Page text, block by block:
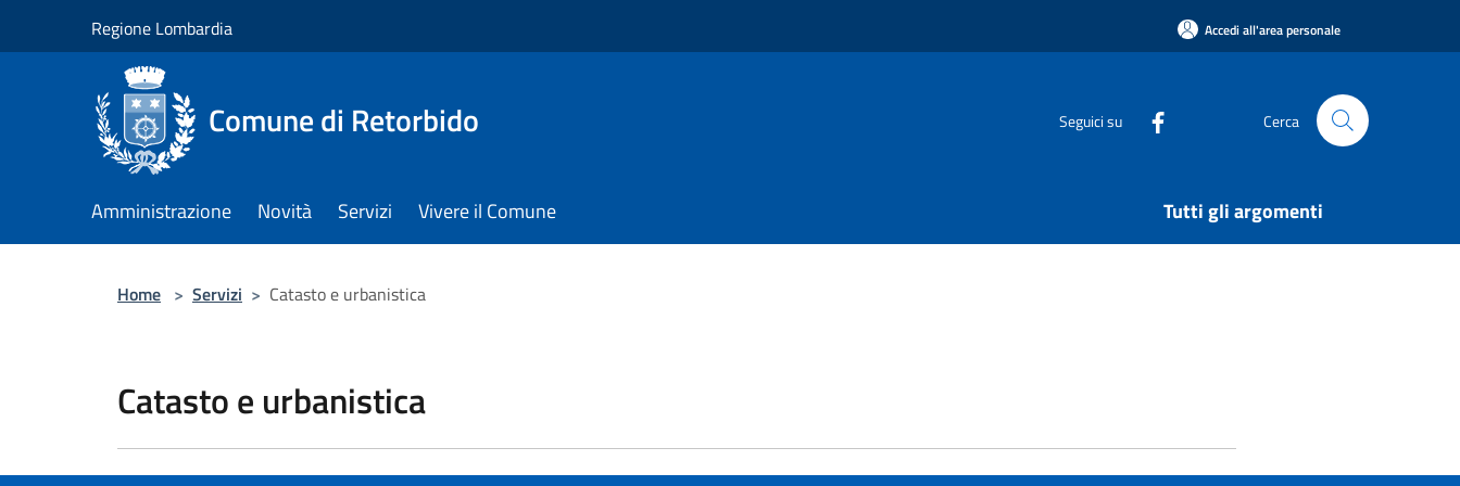
Regione Lombardia Accedi all'area personale
Comune di Retorbido Seguici su Cerca
Amministrazione Novità Servizi Vivere il Comune Tutti gli argomenti
Home > Servizi > Catasto e urbanistica
Catasto e urbanistica